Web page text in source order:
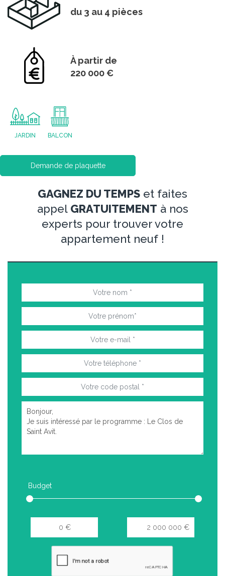
du 3 au 4 pièces
À partir de
220 000 €
JARDIN BALCON
Demande de plaquette
GAGNEZ DU TEMPS et faites
appel GRATUITEMENT à nos
experts pour trouver votre
appartement neuf !
Budget